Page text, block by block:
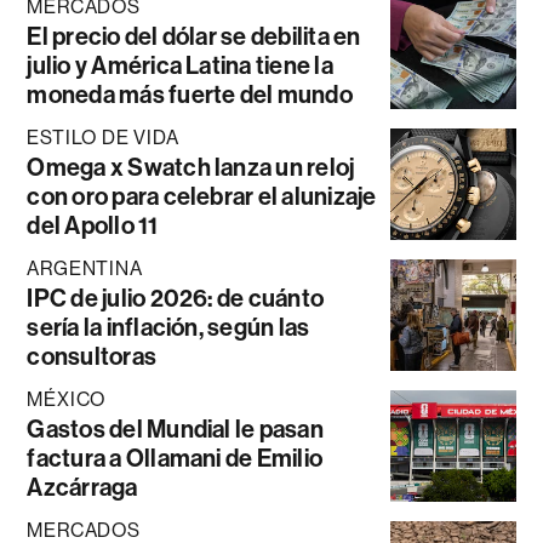
MERCADOS
El precio del dólar se debilita en
julio y América Latina tiene la
moneda más fuerte del mundo
ESTILO DE VIDA
Omega x Swatch lanza un reloj
con oro para celebrar el alunizaje
del Apollo 11
ARGENTINA
IPC de julio 2026: de cuánto
sería la inflación, según las
consultoras
MÉXICO
Gastos del Mundial le pasan
factura a Ollamani de Emilio
Azcárraga
MERCADOS